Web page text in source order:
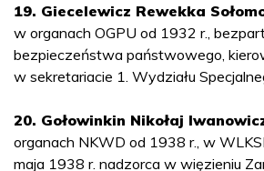
19. Giecelewicz Rewekka
w organach OGPU od 1932 r.,
bezpieczeństwa państwowego,
w sekretariacie 1. Wydziału
20. Gołowinkin Nikołaj
organach NKWD od 1938 r., w
maja 1938 r. nadzorca w więzieniu